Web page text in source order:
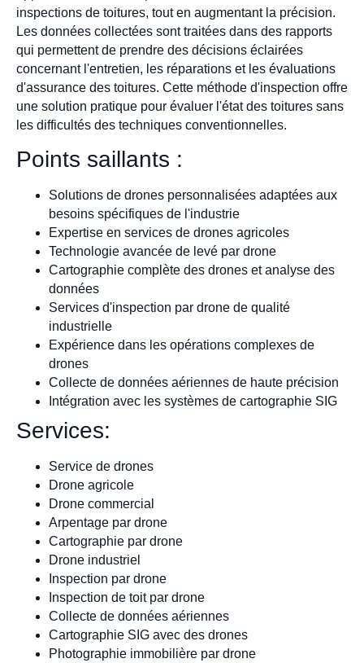
inspections de toitures, tout en augmentant la précision.
Les données collectées sont traitées dans des rapports
qui permettent de prendre des décisions éclairées
concernant l'entretien, les réparations et les évaluations
d'assurance des toitures. Cette méthode d'inspection offre
une solution pratique pour évaluer l'état des toitures sans
les difficultés des techniques conventionnelles.
Points saillants :
Solutions de drones personnalisées adaptées aux
besoins spécifiques de l'industrie
Expertise en services de drones agricoles
Technologie avancée de levé par drone
Cartographie complète des drones et analyse des
données
Services d'inspection par drone de qualité
industrielle
Expérience dans les opérations complexes de
drones
Collecte de données aériennes de haute précision
Intégration avec les systèmes de cartographie SIG
Services:
Service de drones
Drone agricole
Drone commercial
Arpentage par drone
Cartographie par drone
Drone industriel
Inspection par drone
Inspection de toit par drone
Collecte de données aériennes
Cartographie SIG avec des drones
Photographie immobilière par drone